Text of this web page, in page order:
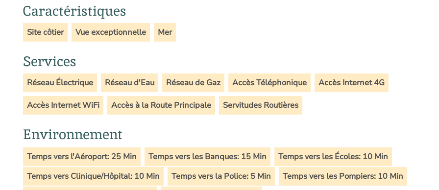
Caractéristiques
Site côtier Vue exceptionnelle Mer
Services
Réseau Électrique Réseau d'Eau Réseau de Gaz Accès Téléphonique Accès Internet 4G
Accès Internet WiFi Accès à la Route Principale Servitudes Routières
Environnement
Temps vers l'Aéroport: 25 Min Temps vers les Banques: 15 Min
Temps vers les Écoles: 10 Min
Temps vers Clinique/Hôpital: 10 Min
Temps vers la Police: 5 Min
Temps vers les Pompiers: 10 Min